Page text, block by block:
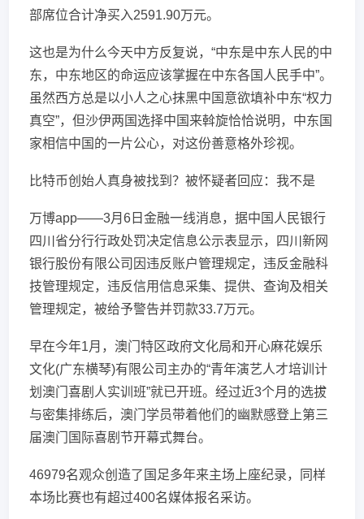
部席位合计净买入2591.90万元。
这也是为什么今天中方反复说，“中东是中东人民的中
东，中东地区的命运应该掌握在中东各国人民手中”。
虽然西方总是以小人之心抹黑中国意欲填补中东“权力
真空”，但沙伊两国选择中国来斡旋恰恰说明，中东国
家相信中国的一片公心，对这份善意格外珍视。
比特币创始人真身被找到？被怀疑者回应：我不是
万博app——3月6日金融一线消息，据中国人民银行
四川省分行行政处罚决定信息公示表显示，四川新网
银行股份有限公司因违反账户管理规定，违反金融科
技管理规定，违反信用信息采集、提供、查询及相关
管理规定，被给予警告并罚款33.7万元。
早在今年1月，澳门特区政府文化局和开心麻花娱乐
文化(广东横琴)有限公司主办的“青年演艺人才培训计
划澳门喜剧人实训班”就已开班。经过近3个月的选拔
与密集排练后，澳门学员带着他们的幽默感登上第三
届澳门国际喜剧节开幕式舞台。
46979名观众创造了国足多年来主场上座纪录，同样
本场比赛也有超过400名媒体报名采访。